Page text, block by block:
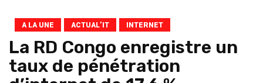
A LA UNE ACTUAL’IT INTERNET
La RD Congo enregistre un
taux de pénétration